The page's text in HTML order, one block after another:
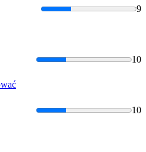
9
10
10